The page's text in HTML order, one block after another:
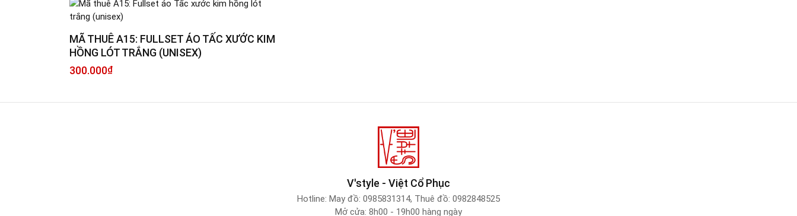
MÃ THUÊ A15: FULLSET ÁO TẤC XƯỚC KIM
HỒNG LÓT TRẮNG (UNISEX)
300.000₫
V'style - Việt Cổ Phục
Hotline: May đồ: 0985831314, Thuê đồ: 0982848525
Mở cửa: 8h00 - 19h00 hàng ngày